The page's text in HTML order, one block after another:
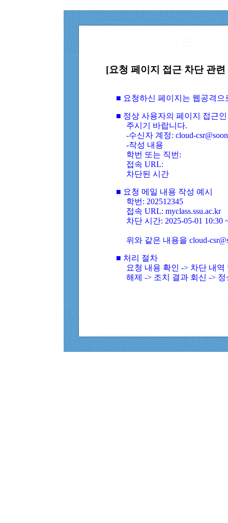
[요청 페이지 접근 차단 관
■ 요청하신 페이지는 웹공격
■ 정상 사용자의 페이지 접근
주시기 바랍니다.
-수신자 계정: cloud-
-작성 내용
학번 또는 직번:
접속 URL:
차단된 시간
■ 요청 메일 내용 작성 예시
학번: 202512345
접속 URL: myclass.ssu.ac.kr
차단 시간: 2025-05-01 10:30
위와 같은 내용을 cloud-
■ 처리 절차
요청 내용 확인 -> 차단 내
해제 -> 조치 결과 회신 ->